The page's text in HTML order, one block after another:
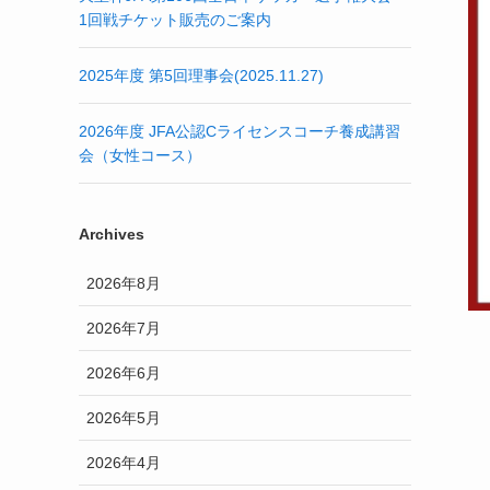
1回戦チケット販売のご案内
2025年度 第5回理事会(2025.11.27)
2026年度 JFA公認Cライセンスコーチ養成講習
会（女性コース）
Archives
2026年8月
2026年7月
2026年6月
2026年5月
2026年4月